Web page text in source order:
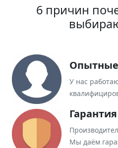
6 причин
У нас
Мы даём